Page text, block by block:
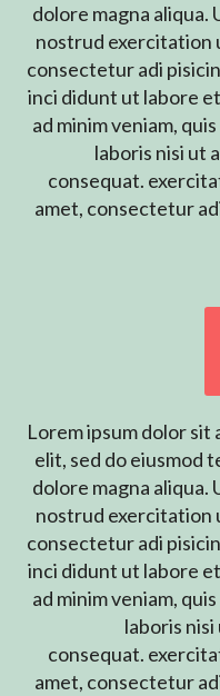
dolore magna aliqua.
nostrud exercitation
consectetur adi
inci didunt ut labore
ad minim veniam,
laboris nisi ut
consequat.
amet, consectetur
Lorem ipsum dolor
elit, sed do eiusmod
dolore magna aliqua.
nostrud exercitation
consectetur adi
inci didunt ut labore
ad minim veniam,
laboris
consequat.
amet, consectetur